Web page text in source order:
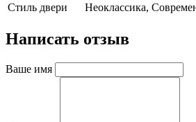
Стиль двери
Неоклассика,
Написать отзыв
Ваше имя